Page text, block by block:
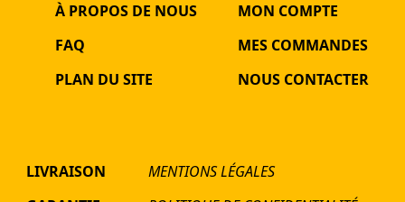
À PROPOS DE NOUS
FAQ
PLAN DU SITE
MON COMPTE
MES COMMANDES
NOUS CONTACTER
LIVRAISON
MENTIONS LÉGALES